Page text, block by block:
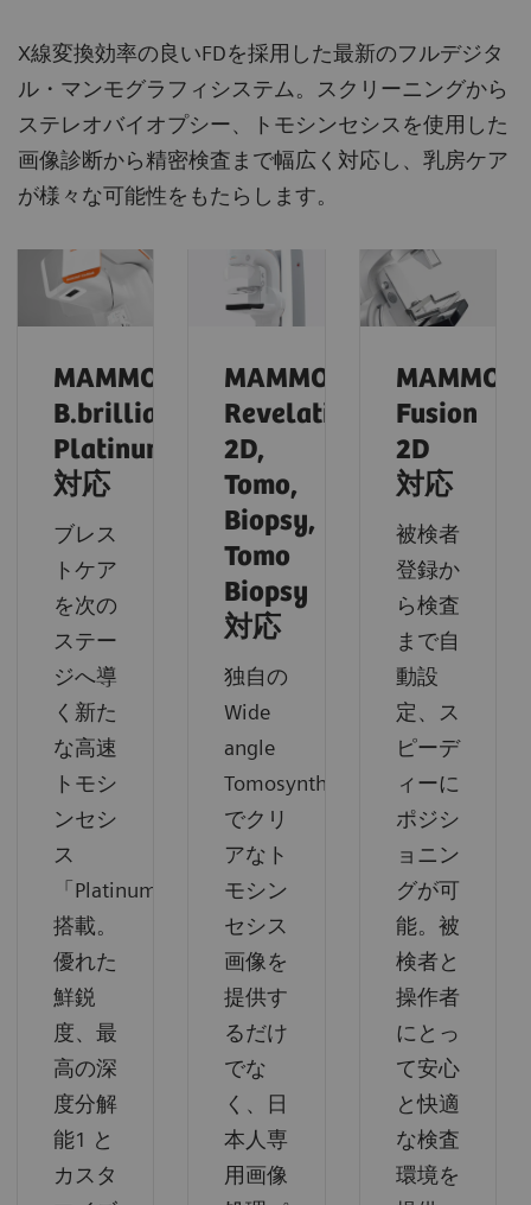
X線変換効率の良いFDを採用した最新のフルデジタ
ル・マンモグラフィシステム。スクリーニングから
ステレオバイオプシー、トモシンセシスを使用した
画像診断から精密検査まで幅広く対応し、乳房ケア
が様々な可能性をもたらします。
MAMMOMAT
B.brilliant
PlatinumTomo
対応
ブレス
トケア
を次の
ステー
ジへ導
く新た
な高速
トモシ
ンセシ
ス
「PlatinumTomo」
搭載。
優れた
鮮鋭
度、最
高の深
度分解
能1 と
カスタ
MAMMOMAT
Revelation
2D,
Tomo,
Biopsy,
Tomo
Biopsy
対応
独自の
Wide
angle
Tomosynthesis
でクリ
アなト
モシン
セシス
画像を
提供す
るだけ
でな
く、日
本人専
用画像
Fusion
2D
対応
被検者
登録か
ら検査
まで自
動設
定、ス
ピーデ
ィーに
ポジシ
ョニン
グが可
能。被
検者と
操作者
にとっ
て安心
と快適
な検査
環境を